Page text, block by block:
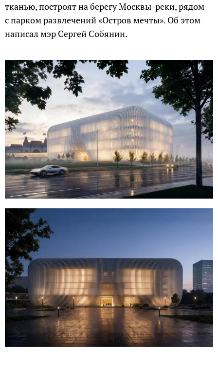
тканью, построят на берегу Москвы-реки, рядом
с парком развлечений «Остров мечты». Об этом
написал мэр Сергей Собянин.